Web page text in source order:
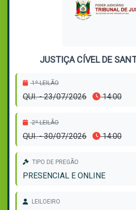
JUSTIÇA CÍVEL DE
1º LEILÃO
QUI. - 23/07/2026 14:00
2º LEILÃO
QUI. - 30/07/2026 14:00
TIPO DE PREGÃO
PRESENCIAL E ONLINE
LEILOEIRO